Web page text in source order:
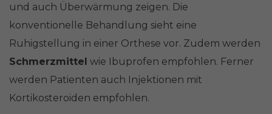
und auch Überwärmung zeigen. Die
konventionelle Behandlung sieht eine
Ruhigstellung in einer Orthese vor. Zudem werden
Schmerzmittel wie Ibuprofen empfohlen. Ferner
werden Patienten auch Injektionen mit
Kortikosteroiden empfohlen.